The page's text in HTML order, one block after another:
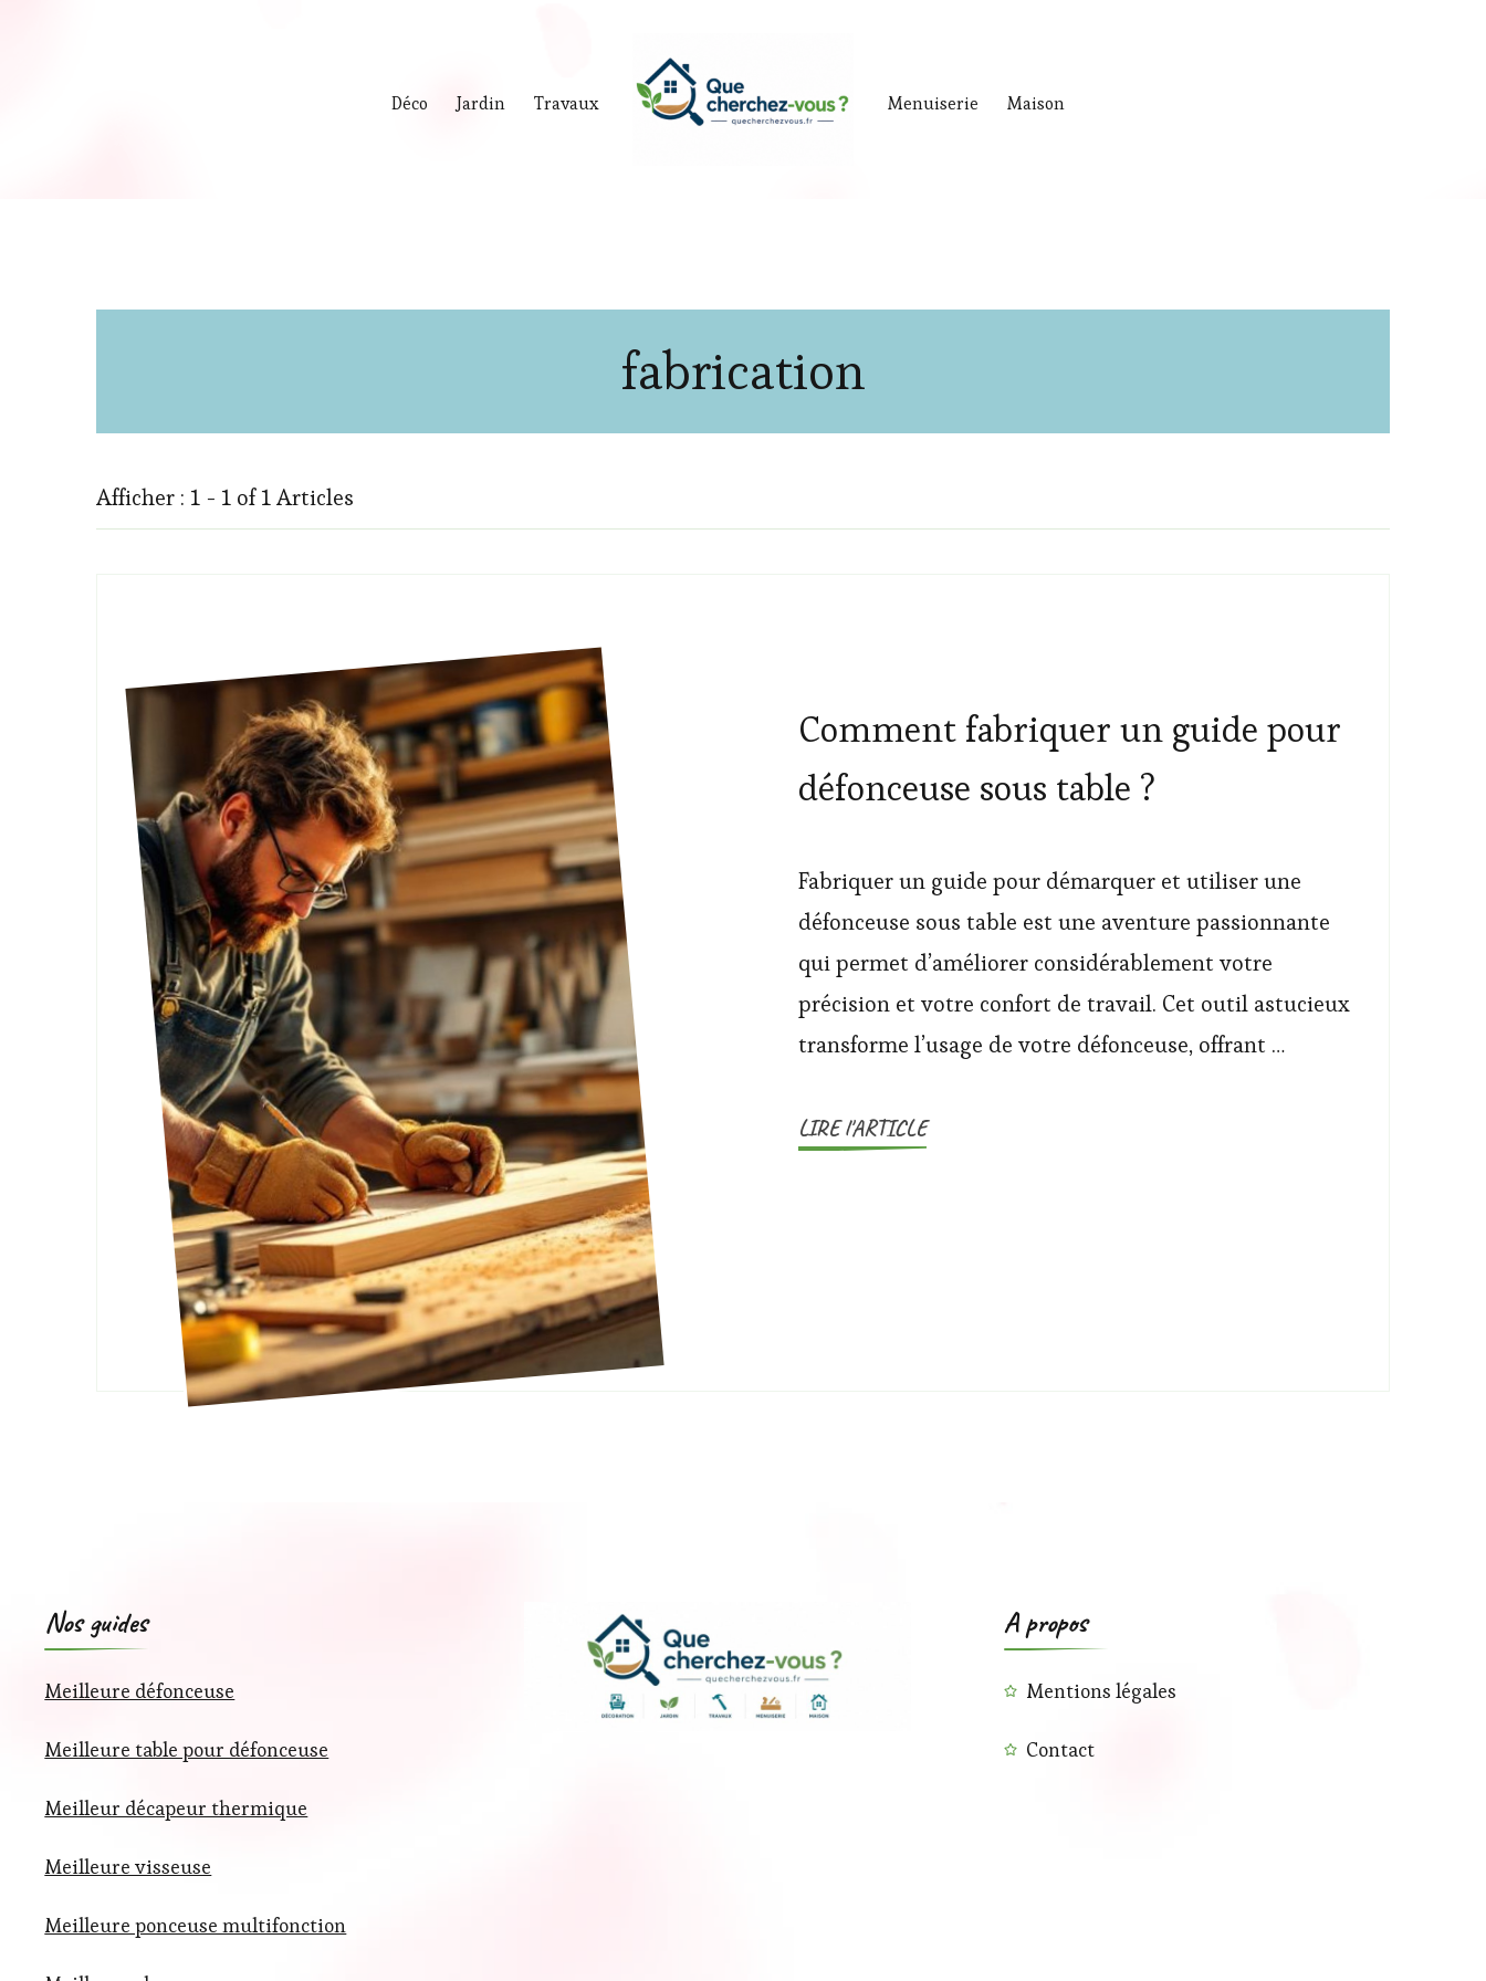
Déco Jardin Travaux Menuiserie Maison
fabrication
Afficher : 1 - 1 of 1 Articles
Comment fabriquer un guide pour
défonceuse sous table ?
Fabriquer un guide pour démarquer et utiliser une
défonceuse sous table est une aventure passionnante
qui permet d’améliorer considérablement votre
précision et votre confort de travail. Cet outil astucieux
transforme l’usage de votre défonceuse, offrant …
LIRE l'ARTICLE
Nos guides
Meilleure défonceuse
Meilleure table pour défonceuse
Meilleur décapeur thermique
Meilleure visseuse
Meilleure ponceuse multifonction
A propos
Mentions légales
Contact